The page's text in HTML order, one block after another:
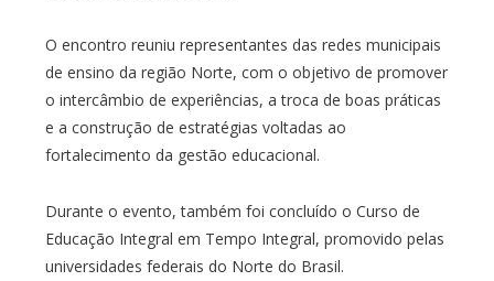
O encontro reuniu representantes das redes municipais
de ensino da região Norte, com o objetivo de promover
o intercâmbio de experiências, a troca de boas práticas
e a construção de estratégias voltadas ao
fortalecimento da gestão educacional.
Durante o evento, também foi concluído o Curso de
Educação Integral em Tempo Integral, promovido pelas
universidades federais do Norte do Brasil.